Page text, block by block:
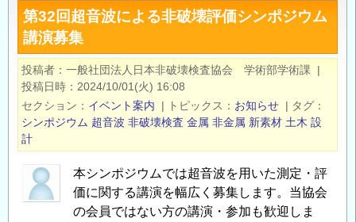
く
ず
第32回超音波による非破壊評価シンポジウム
講演募集
投稿者 一般社団法人日本非破壊検査協会 学術部学術課
|
投稿日時
2024/10/01(火) 16:08
セクション
イベント案内 | トピックス お知らせ | タグ
シンポジウム 超音波 非破壊検査 金属 非金属 新素材 土木 設
計
本シンポジウムでは超音波を用いた測定・評
価に関する講演を幅広く募集します。当協会
の会員ではない方の講演・参加も歓迎しま